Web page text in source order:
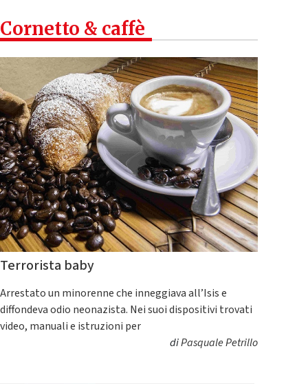
Cornetto & caffè
Terrorista baby
Arrestato un minorenne che inneggiava all’Isis e
diffondeva odio neonazista. Nei suoi dispositivi trovati
video, manuali e istruzioni per
diPasquale Petrillo